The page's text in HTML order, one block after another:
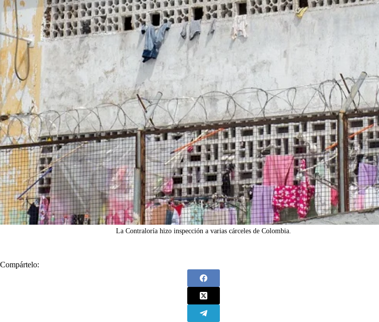
La Contraloría hizo inspección a varias cárceles de Colombia.
Compártelo: